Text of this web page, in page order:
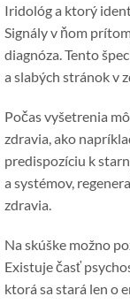
Iridológ a ktorý
Signály v ňom
diagnóza. Tento
a slabých stránok v
Počas vyšetrenia
zdravia, ako
predispozíciu k
a systémov,
zdravia.
Na skúške možno
Existuje časť
ktorá sa stará len o